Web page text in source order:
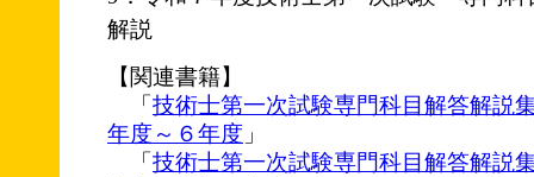
解説
【関連書籍】
「 技術士第一次試験専門科目解答解説
年度～６年度 」
「 技術士第一次試験専門科目解答解説